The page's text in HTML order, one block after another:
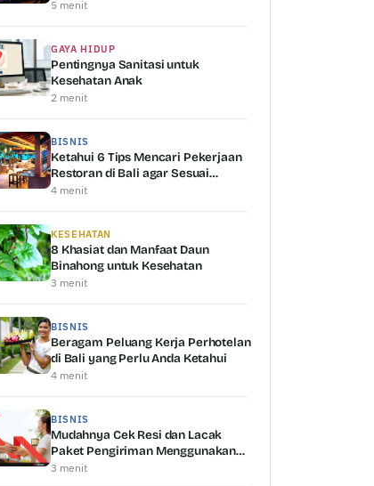
5 menit
GAYA HIDUP
Pentingnya Sanitasi untuk
Kesehatan Anak
2 menit
BISNIS
Ketahui 6 Tips Mencari Pekerjaan
Restoran di Bali agar Sesuai
dengan Kemampuan Anda
4 menit
KESEHATAN
8 Khasiat dan Manfaat Daun
Binahong untuk Kesehatan
3 menit
BISNIS
Beragam Peluang Kerja Perhotelan
di Bali yang Perlu Anda Ketahui
4 menit
BISNIS
Mudahnya Cek Resi dan Lacak
Paket Pengiriman Menggunakan
Shipper Serta Keunggulannya
3 menit